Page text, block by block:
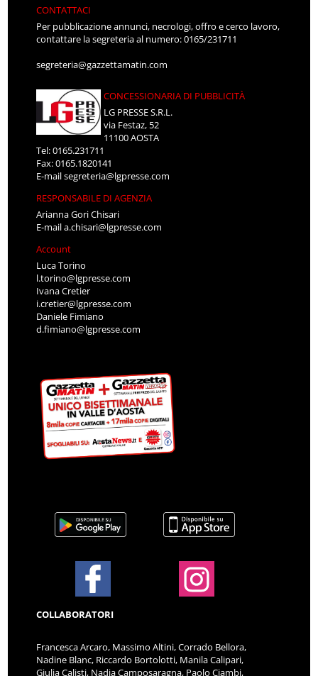
CONTATTACI
Per pubblicazione annunci, necrologi, offro e cerco lavoro,
contattare la segreteria al numero: 0165/231711
segreteria@gazzettamatin.com
CONCESSIONARIA DI PUBBLICITÀ
LG PRESSE S.R.L.
via Festaz, 52
11100 AOSTA
Tel: 0165.231711
Fax: 0165.1820141
E-mailsegreteria@lgpresse.com
RESPONSABILE DI AGENZIA
Arianna Gori Chisari
E-maila.chisari@lgpresse.com
Account
Luca Torino
l.torino@lgpresse.com
Ivana Cretier
i.cretier@lgpresse.com
Daniele Fimiano
d.fimiano@lgpresse.com
COLLABORATORI
Francesca Arcaro, Massimo Altini, Corrado Bellora,
Nadine Blanc, Riccardo Bortolotti, Manila Calipari,
Giulia Calisti, Nadia Camposaragna, Paolo Ciambi,